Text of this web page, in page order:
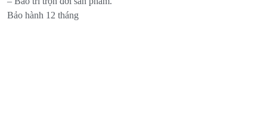
Bảo hành 12 tháng